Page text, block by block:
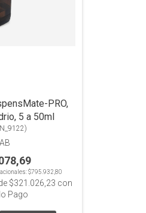
PRO,
5 a 50ml
)
$795.932,80
$321.026,23 con
Pago